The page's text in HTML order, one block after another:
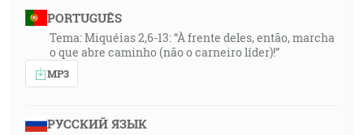
PORTUGUÊS
Tema: Miquéias 2,6-13: “À frente deles, então, marcha
o que abre caminho (não o carneiro líder)!”
MP3
РУССКИЙ ЯЗЫК